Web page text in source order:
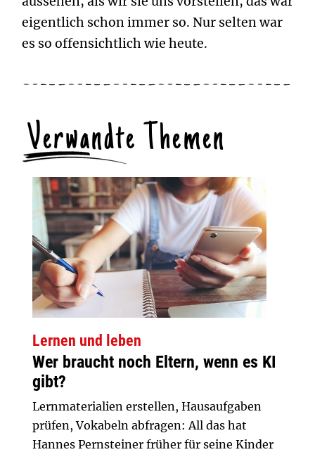
eigentlich schon immer so. Nur selten war
es so offensichtlich wie heute.
Verwandte Themen
Lernen und leben
Wer braucht noch Eltern, wenn es KI
gibt?
Lernmaterialien erstellen, Hausaufgaben
prüfen, Vokabeln abfragen: All das hat
Hannes Pernsteiner früher für seine Kinder